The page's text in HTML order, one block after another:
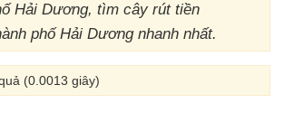
Hải Dương, tìm cây rút tiền
phố Hải Dương nhanh nhất.
(0.0013 giây)